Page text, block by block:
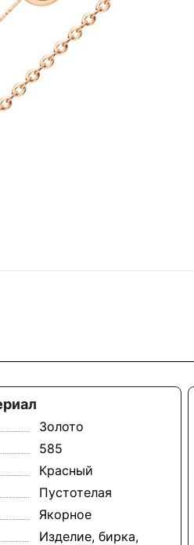
Золото
585
Красный
Пустотелая
Якорное
Изделие, бирка,